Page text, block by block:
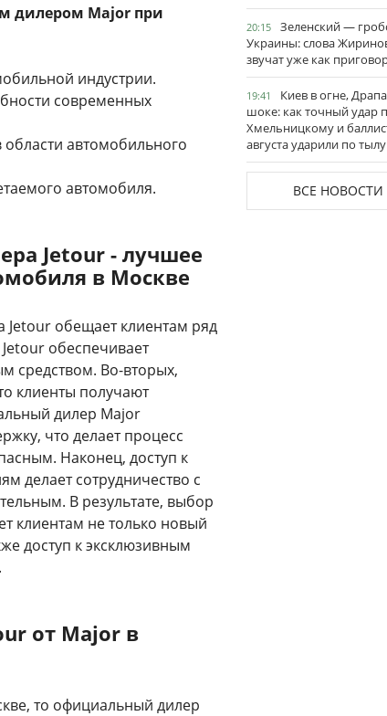
дилером Major при
индустрии.
современных
автомобильного
автомобиля.
Jetour - лучшее
в Москве
обещает клиентам ряд
обеспечивает
средством. Во-вторых,
клиенты получают
дилер Major
что делает процесс
Наконец, доступ к
делает сотрудничество с
В результате, выбор
клиентам не только новый
доступ к эксклюзивным
от Major в
то официальный дилер
20:15
Зеленский —
Украины: слова
звучат уже как
19:41
Киев в огне,
шоке: как точный удар
Хмельницкому и
августа ударили по
ВСЕ НОВОСТИ